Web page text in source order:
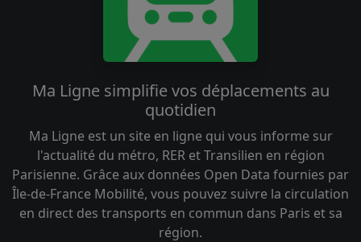
Ma Ligne simplifie vos déplacements au
quotidien
Ma Ligne est un site en ligne qui vous informe sur
l'actualité du métro, RER et Transilien en région
Parisienne. Grâce aux données Open Data fournies par
Île-de-France Mobilité, vous pouvez suivre la circulation
en direct des transports en commun dans Paris et sa
région.